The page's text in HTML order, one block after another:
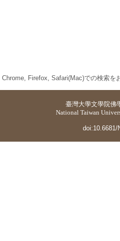
Chrome, Firefox, Safari(Mac)での検索を
臺灣大學文學院佛
National Taiwan
doi:10.6681/